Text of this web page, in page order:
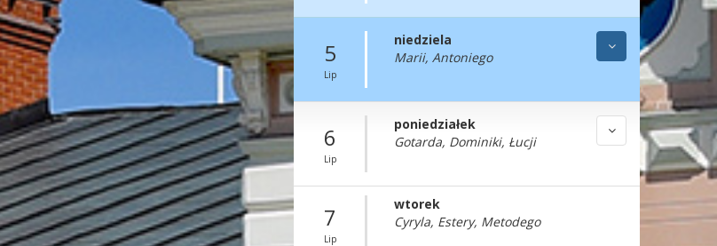
5
Lip
niedziela
Marii, Antoniego
6
Lip
poniedziałek
Gotarda, Dominiki, Łucji
7
Lip
wtorek
Cyryla, Estery, Metodego